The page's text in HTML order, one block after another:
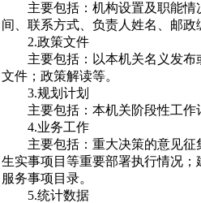
主要包括：机构设置及职能
间、联系方式、负责人姓名、邮政
2.政策文件
主要包括：以本机关名义发
文件；政策解读等。
3.规划计划
主要包括：本机关阶段性工作
4.业务工作
主要包括：重大决策的意见
生实事项目等重要部署执行情况
服务事项目录。
5.统计数据